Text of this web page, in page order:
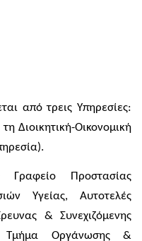
από τρεις Υπηρεσίες:
Διοικητική-Οικονομική
Γραφείο Προστασίας
Υγείας, Αυτοτελές
& Συνεχιζόμενης
Τμήμα Οργάνωσης &